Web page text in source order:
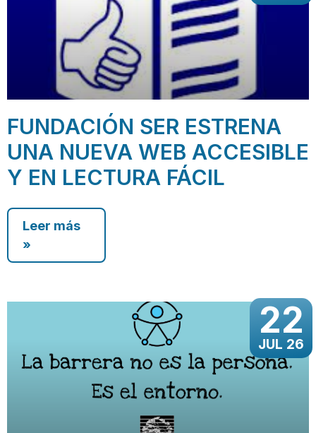
FUNDACIÓN SER ESTRENA
UNA NUEVA WEB ACCESIBLE
Y EN LECTURA FÁCIL
Leer más
»
22
JUL 26